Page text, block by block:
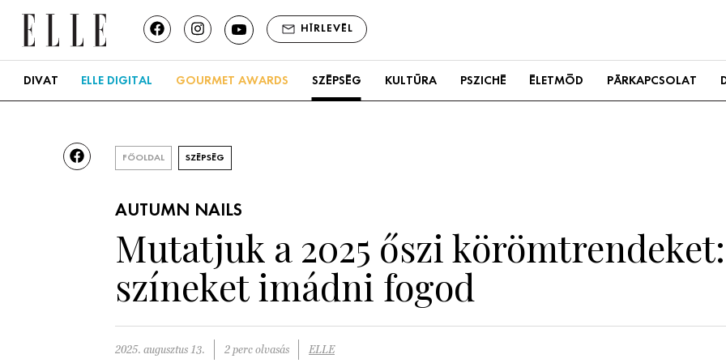
HÍRLEVÉL
DIVAT ELLE DIGITAL GOURMET AWARDS SZÉPSÉG KULTÚRA PSZICHÉ ÉLETMÓD PÁRKAPCSOLAT
FŐOLDAL SZÉPSÉG
AUTUMN NAILS
Mutatjuk a 2025 őszi
színeket imádni fogod
2025. augusztus 13. 2 perc olvasás ELLE